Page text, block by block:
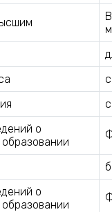
о
о